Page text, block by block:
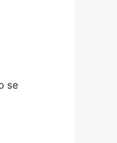
se